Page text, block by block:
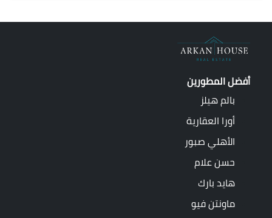
أفضل المطورين
بالم هيلز
أورا العقارية
الأهلي صبور
حسن علام
هايد بارك
ماونتن فيو